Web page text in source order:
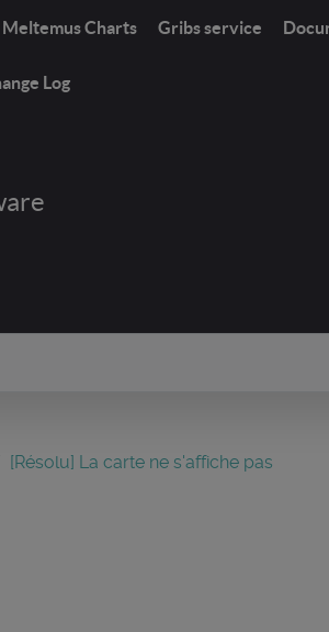
Meltemus Charts Gribs service
Log
[Résolu] La carte ne s'affiche pas